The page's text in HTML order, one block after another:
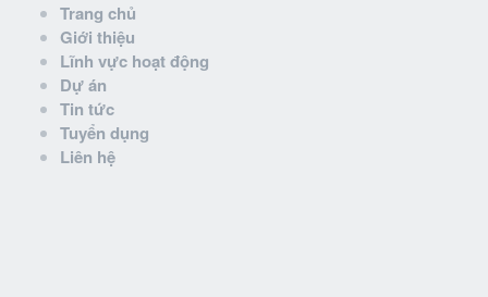
Trang chủ
Giới thiệu
Lĩnh vực hoạt động
Dự án
Tin tức
Tuyển dụng
Liên hệ